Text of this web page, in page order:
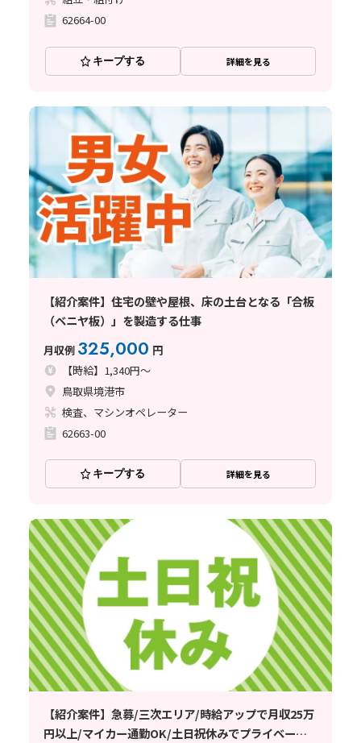
62664-00
キープする 詳細を見る
【紹介案件】住宅の壁や屋根、床の土台となる「合板
（ベニヤ板）」を製造する仕事
月収例 325,000 円
【時給】1,340円～
鳥取県境港市
検査、マシンオペレーター
62663-00
キープする 詳細を見る
【紹介案件】急募/三次エリア/時給アップで月収25万
円以上/マイカー通勤OK/土日祝休みでプライベート